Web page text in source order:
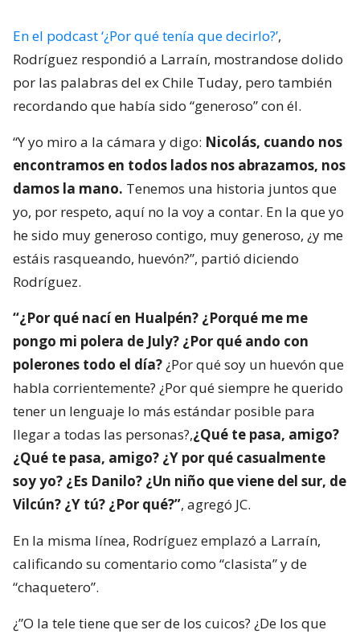
En el podcast ‘¿Por qué tenía que decirlo?’,
Rodríguez respondió a Larraín, mostrandose dolido
por las palabras del ex Chile Tuday, pero también
recordando que había sido “generoso” con él.
“Y yo miro a la cámara y digo: Nicolás, cuando nos
encontramos en todos lados nos abrazamos, nos
damos la mano. Tenemos una historia juntos que
yo, por respeto, aquí no la voy a contar. En la que yo
he sido muy generoso contigo, muy generoso, ¿y me
estáis rasqueando, huevón?”, partió diciendo
Rodríguez.
“¿Por qué nací en Hualpén? ¿Porqué me me
pongo mi polera de July? ¿Por qué ando con
polerones todo el día?¿Por qué soy un huevón que
habla corrientemente? ¿Por qué siempre he querido
tener un lenguaje lo más estándar posible para
llegar a todas las personas?,¿Qué te pasa, amigo?
¿Qué te pasa, amigo? ¿Y por qué casualmente
soy yo? ¿Es Danilo? ¿Un niño que viene del sur, de
Vilcún? ¿Y tú? ¿Por qué?”, agregó JC.
En la misma línea, Rodríguez emplazó a Larraín,
calificando su comentario como “clasista” y de
“chaquetero”.
¿”O la tele tiene que ser de los cuicos? ¿De los que